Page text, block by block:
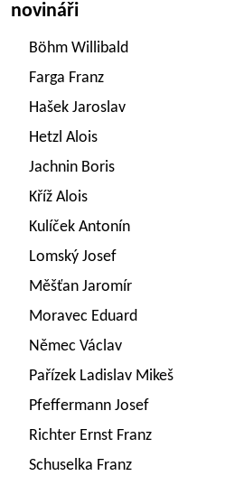
novináři
Böhm Willibald
Farga Franz
Hašek Jaroslav
Hetzl Alois
Jachnin Boris
Kříž Alois
Kulíček Antonín
Lomský Josef
Měšťan Jaromír
Moravec Eduard
Němec Václav
Pařízek Ladislav Mikeš
Pfeffermann Josef
Richter Ernst Franz
Schuselka Franz